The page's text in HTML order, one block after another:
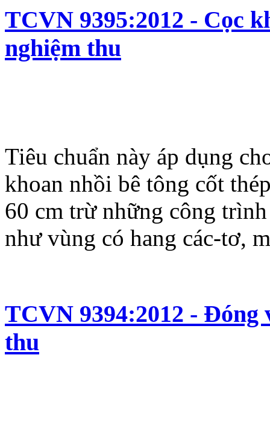
TCVN 9395:2012 - Cọc
nghiệm thu
Tiêu chuẩn này áp dụng
khoan nhồi bê tông cốt
60 cm trừ những công
như vùng có hang các-tơ,
TCVN 9394:2012 - Đóng
thu